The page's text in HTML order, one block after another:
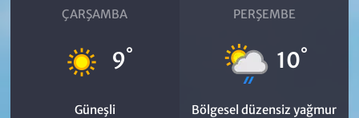
ÇARŞAMBA
9°
Güneşli
PERŞEMBE
10°
Bölgesel düzensiz yağmur